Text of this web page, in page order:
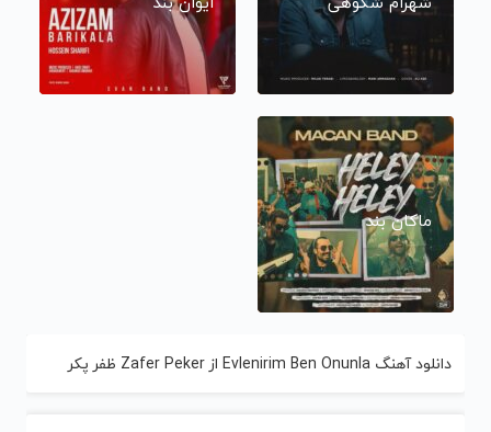
ماکان بند
دانلود آهنگ Evlenirim Ben Onunla از Zafer Peker ظفر پکر